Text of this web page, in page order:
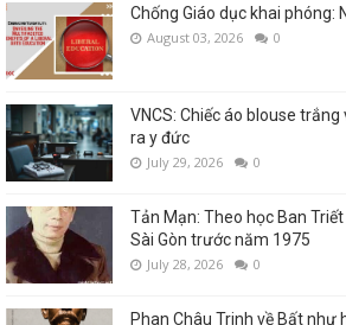
Chống Giáo dục khai phóng:
August 03, 2026 0
VNCS: Chiếc áo blouse
ra y đức
July 29, 2026 0
Tản Mạn: Theo học Ban
Sài Gòn trước năm 1975
July 28, 2026 0
Phan Châu Trinh về Bất như